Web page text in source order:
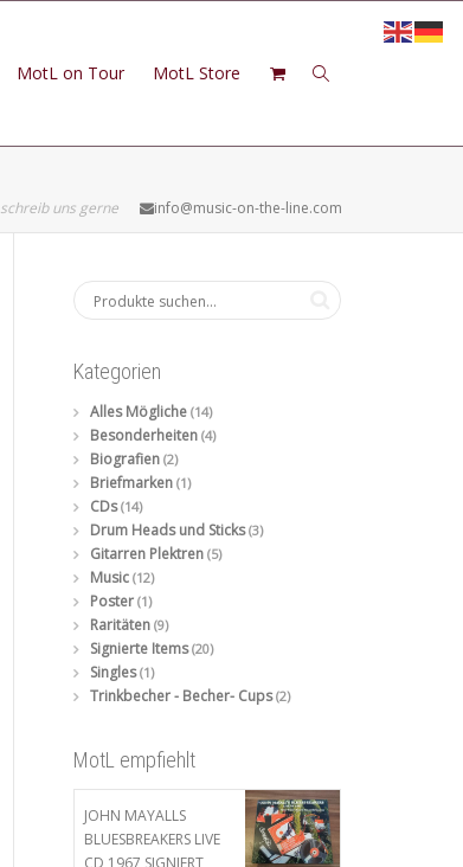
MotL on Tour MotL Store
schreib uns gerne info@music-on-the-line.com
Kategorien
Alles Mögliche (14)
Besonderheiten (4)
Biografien (2)
Briefmarken (1)
CDs (14)
Drum Heads und Sticks (3)
Gitarren Plektren (5)
Music (12)
Poster (1)
Raritäten (9)
Signierte Items (20)
Singles (1)
Trinkbecher - Becher- Cups (2)
MotL empfiehlt
JOHN MAYALLS
BLUESBREAKERS LIVE
CD 1967 SIGNIERT